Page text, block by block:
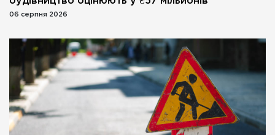
06 серпня 2026